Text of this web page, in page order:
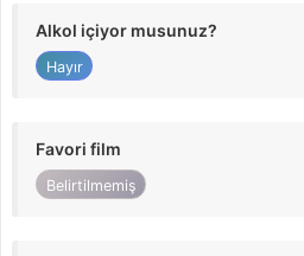
Alkol içiyor musunuz?
Hayır
Favori film
Belirtilmemiş